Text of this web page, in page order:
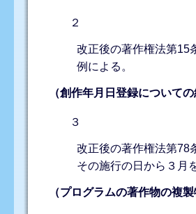
２
改正後の著作権法第15
例による。
（創作年月日登録についての
３
改正後の著作権法第78
その施行の日から３月
（プログラムの著作物の複